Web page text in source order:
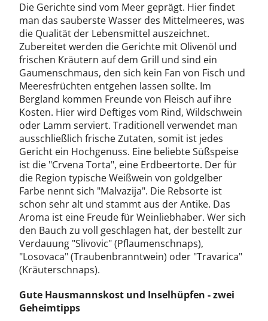
Die Gerichte sind vom Meer geprägt. Hier findet
man das sauberste Wasser des Mittelmeeres, was
die Qualität der Lebensmittel auszeichnet.
Zubereitet werden die Gerichte mit Olivenöl und
frischen Kräutern auf dem Grill und sind ein
Gaumenschmaus, den sich kein Fan von Fisch und
Meeresfrüchten entgehen lassen sollte. Im
Bergland kommen Freunde von Fleisch auf ihre
Kosten. Hier wird Deftiges vom Rind, Wildschwein
oder Lamm serviert. Traditionell verwendet man
ausschließlich frische Zutaten, somit ist jedes
Gericht ein Hochgenuss. Eine beliebte Süßspeise
ist die "Crvena Torta", eine Erdbeertorte. Der für
die Region typische Weißwein von goldgelber
Farbe nennt sich "Malvazija". Die Rebsorte ist
schon sehr alt und stammt aus der Antike. Das
Aroma ist eine Freude für Weinliebhaber. Wer sich
den Bauch zu voll geschlagen hat, der bestellt zur
Verdauung "Slivovic" (Pflaumenschnaps),
"Losovaca" (Traubenbranntwein) oder "Travarica"
(Kräuterschnaps).
Gute Hausmannskost und Inselhüpfen - zwei
Geheimtipps